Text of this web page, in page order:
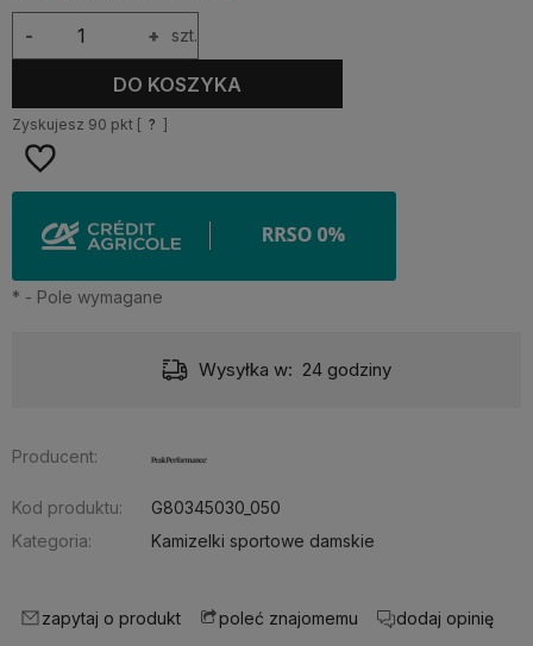
+
- szt.
DO KOSZYKA
Zyskujesz 90 pkt [ ? ]
* - Pole wymagane
Wysyłka w: 24 godziny
Producent:
Kod produktu:
G80345030_050
Kategoria:
Kamizelki sportowe damskie
zapytaj o produkt poleć znajomemu dodaj opinię